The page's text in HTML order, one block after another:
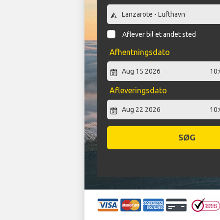
Aflever bil et andet sted
Afhentningsdato
Afleveringsdato
SØG